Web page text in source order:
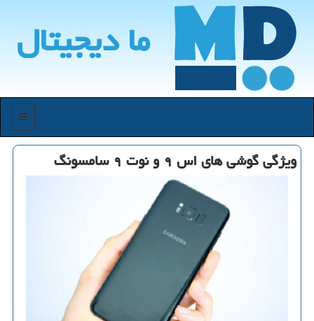
ما دیجیتال
منو
ویژگی گوشی های اس ۹ و نوت ۹ سامسونگ